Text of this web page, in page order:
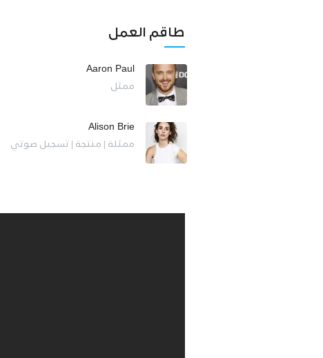
طاقم العمل
Aaron Paul
ممثل
Alison Brie
ممثلة | منتجة | تسجيل صوتي